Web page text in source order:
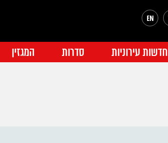
חדשות עירוניות סדרות המגזין